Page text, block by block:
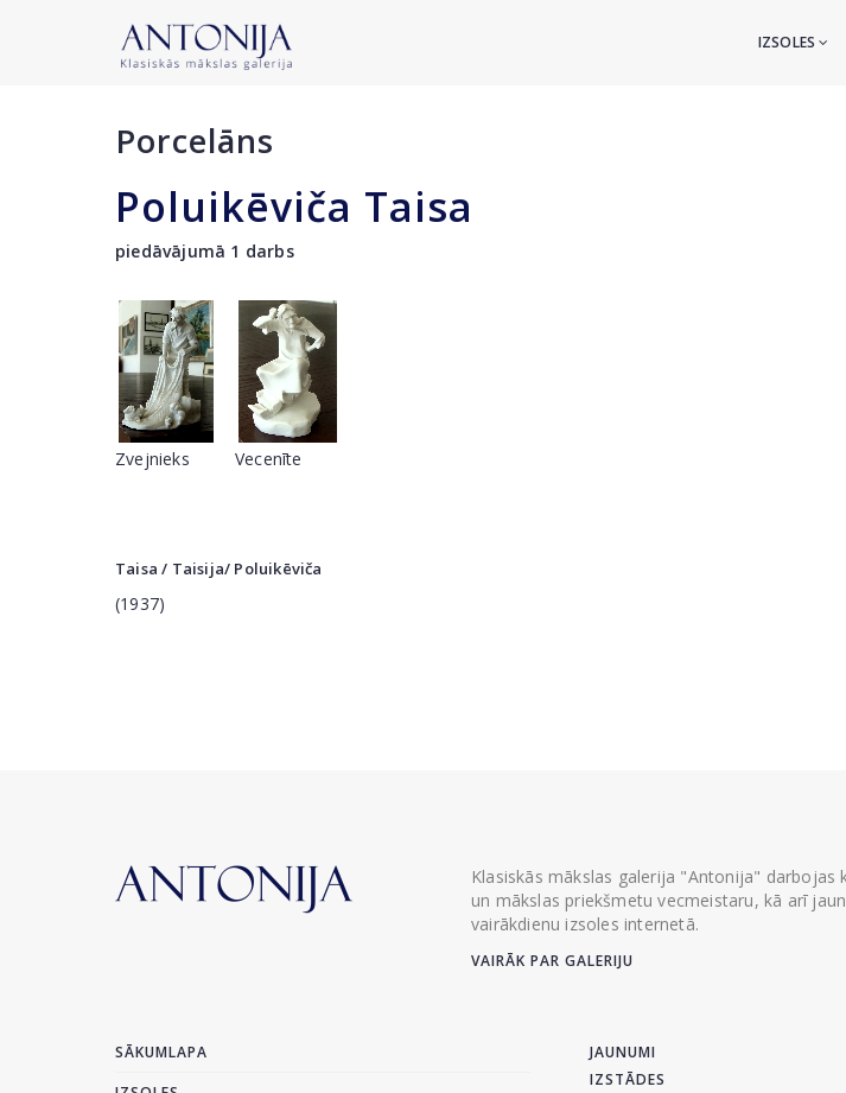
IZSOLES
Porcelāns
Poluikēviča Taisa
piedāvājumā 1 darbs
Zvejnieks Vecenīte
Taisa / Taisija/ Poluikēviča
(1937)
Klasiskās mākslas galerija "Antonija" darbojas
un mākslas priekšmetu vecmeistaru, kā arī
vairākdienu izsoles internetā.
VAIRĀK PAR GALERIJU
SĀKUMLAPA
JAUNUMI
IZSTĀDES